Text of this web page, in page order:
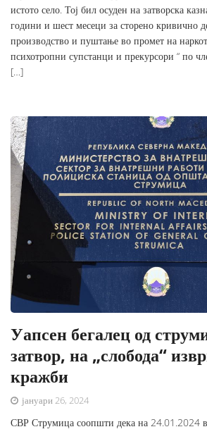
истото село. Тој бил осуден на затворска
години и шест месеци за сторено кривично
производство и пуштање во промет на
психотропни супстанци и прекурсори “ по
[…]
Уапсен бегалец од
затвор, на „слобода“
кражби
јануари 26, 2024
СВР Струмица соопшти дека на 24.01.2024